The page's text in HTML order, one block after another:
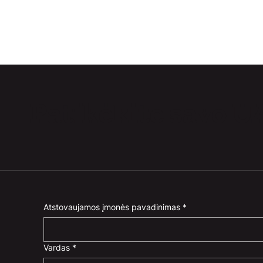
Atstovaujamos įmonės pavadinimas *
Vardas *